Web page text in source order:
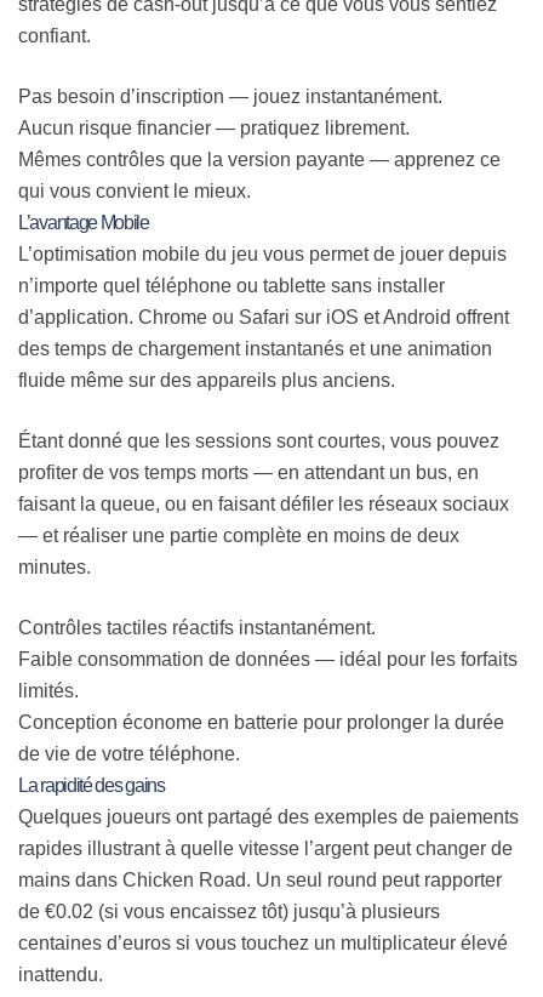
confiant.
Pas besoin d’inscription — jouez instantanément.
Aucun risque financier — pratiquez librement.
Mêmes contrôles que la version payante — apprenez ce
qui vous convient le mieux.
L’avantage Mobile
L’optimisation mobile du jeu vous permet de jouer depuis
n’importe quel téléphone ou tablette sans installer
d’application. Chrome ou Safari sur iOS et Android offrent
des temps de chargement instantanés et une animation
fluide même sur des appareils plus anciens.
Étant donné que les sessions sont courtes, vous pouvez
profiter de vos temps morts — en attendant un bus, en
faisant la queue, ou en faisant défiler les réseaux sociaux
— et réaliser une partie complète en moins de deux
minutes.
Contrôles tactiles réactifs instantanément.
Faible consommation de données — idéal pour les forfaits
limités.
Conception économe en batterie pour prolonger la durée
de vie de votre téléphone.
La rapidité des gains
Quelques joueurs ont partagé des exemples de paiements
rapides illustrant à quelle vitesse l’argent peut changer de
mains dans Chicken Road. Un seul round peut rapporter
de €0.02 (si vous encaissez tôt) jusqu’à plusieurs
centaines d’euros si vous touchez un multiplicateur élevé
inattendu.